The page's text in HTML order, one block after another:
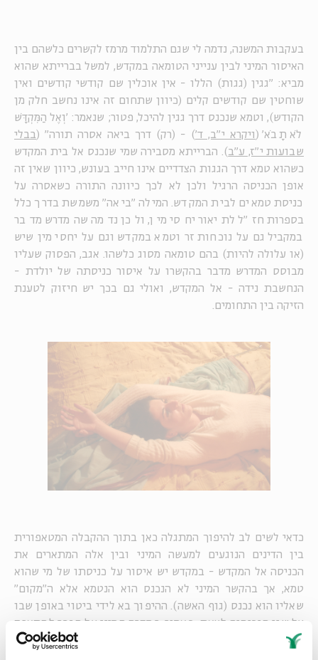
בעקבות המשנה, נדמה לי שגם התלמוד מרמז לקשרים כלשהם בין
האיסור המיני לבין ענייני הטומאה במקדש, למשל בברייתא שהוא
מביא: "גגין (גגות) הללו - אין אוכלין שם קודשי קודשים ואין
שוחטין שם קודשים קלים (כיוון שתחום זה אינו נחשב חלק מן
הקודש), וטמא שנכנס דרך גגין להיכל, פטור; שנאמר: 'וְאֶל הַמִּקְדָּשׁ
לֹא תָבֹא' ( ויקרא י"ב, ד') - (רק) דרך ביאה אסרה תורה" ( בבלי
שבועות י"ז, ע"ב ). הברייתא מסבירה שמי שנכנס אל בית המקדש
כשהוא טמא דרך הגגות הצדדיים אינו חייב בעונש, כיוון שאין זה
אופן הכניסה הרגיל ולכן לא לכך כיוונה התורה כשאסרה על
כניסת טמאים לבית המקדש. המילה "ביאה" משמשת בדרך כלל
בספרות חז"ל לתיאור יחסי מין, ולכן נדמה שהמדרש מדבר
במקביל גם על נוכחות זר וטמא במקדש וגם על יחסי מין שיש
(או עלולה להיות) בהם טומאה מסוג כלשהו. אגב, הפסוק שעליו
מבוסס המדרש מדבר בהקשרו על איסור כניסתה של יולדת -
הנחשבת נידה - אל המקדש, ואולי גם בכך יש חיזוק לטענת
הזיקה בין התחומים.
כדאי לשים לב להיפוך המתגלה כאן בתוך ההקבלה המטאפורית
בין הדינים הנוגעים למעשה המיני ובין אלה המתארים את
הכניסה אל המקדש - במקדש יש איסור על כניסתו של מי שהוא
טמא, אך בהקשר המיני לא הנכנס הוא הנטמא אלא ה"מקום"
שאליו הוא נכנס (גוף האשה). ההיפוך בא לידי ביטוי באופן שבו
על שני הנכנסים לצאת: כאמור, במקרה המיני על הגבר להתאפק
ולא לצאת במהירות, אך במקרה השני אין זה כך, שכן על הטמא